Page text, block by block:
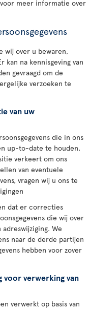
voor meer informatie over
wij over u bewaren,
kan na kennisgeving van
gevraagd om de
verzoeken te
van uw
die in ons
up-to-date te houden.
verkeert om ons
van eventuele
vragen wij u ons te
dat er correcties
die wij over
We
naar de derde partijen
hebben voor zover
voor verwerking van
verwerkt op basis van